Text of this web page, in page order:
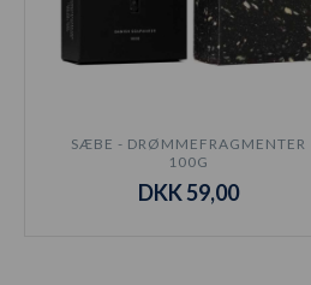
SÆBE - DRØMMEFRAGMENTER
100G
DKK 59,00